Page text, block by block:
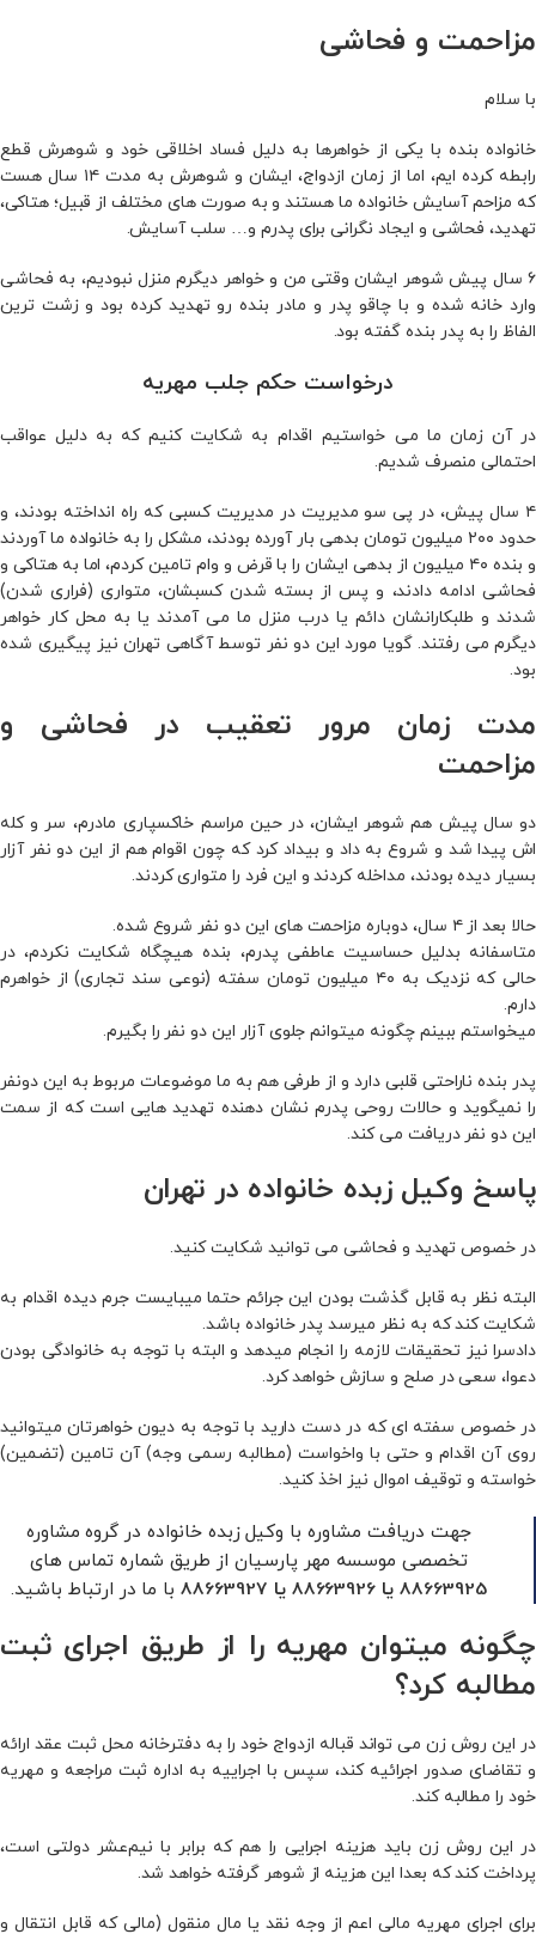
مزاحمت و فحاشی
با سلام
خانواده بنده با یکی از خواهرها به دلیل فساد اخلاقی خود و شوهرش قطع
رابطه کرده ایم، اما از زمان ازدواج، ایشان و شوهرش به مدت ۱۴ سال هست
که مزاحم آسایش خانواده ما هستند و به صورت های مختلف از قبیل؛ هتاکی،
تهدید، فحاشی و ایجاد نگرانی برای پدرم و… سلب آسایش.
۶ سال پیش شوهر ایشان وقتی من و خواهر دیگرم منزل نبودیم، به فحاشی
وارد خانه شده و با چاقو پدر و مادر بنده رو تهدید کرده بود و زشت ترین
الفاظ را به پدر بنده گفته بود.
درخواست حکم جلب مهریه
در آن زمان ما می خواستیم اقدام به شکایت کنیم که به دلیل عواقب
احتمالی منصرف شدیم.
۴ سال پیش، در پی سو مدیریت در مدیریت کسبی که راه انداخته بودند، و
حدود ۲۰۰ میلیون تومان بدهی بار آورده بودند، مشکل را به خانواده ما آوردند
و بنده ۴۰ میلیون از بدهی ایشان را با قرض و وام تامین کردم، اما به هتاکی و
فحاشی ادامه دادند، و پس از بسته شدن کسبشان، متواری (فراری شدن)
شدند و طلبکارانشان دائم یا درب منزل ما می آمدند یا به محل کار خواهر
دیگرم می رفتند. گویا مورد این دو نفر توسط آگاهی تهران نیز پیگیری شده
بود.
مدت زمان مرور تعقیب در فحاشی و
مزاحمت
دو سال پیش هم شوهر ایشان، در حین مراسم خاکسپاری مادرم، سر و کله
اش پیدا شد و شروع به داد و بیداد کرد که چون اقوام هم از این دو نفر آزار
بسیار دیده بودند، مداخله کردند و این فرد را متواری کردند.
حالا بعد از ۴ سال، دوباره مزاحمت های این دو نفر شروع شده.
متاسفانه بدلیل حساسیت عاطفی پدرم، بنده هیچگاه شکایت نکردم، در
حالی که نزدیک به ۴۰ میلیون تومان سفته (نوعی سند تجاری) از خواهرم
دارم.
میخواستم ببینم چگونه میتوانم جلوی آزار این دو نفر را بگیرم.
پدر بنده ناراحتی قلبی دارد و از طرفی هم به ما موضوعات مربوط به این دونفر
را نمیگوید و حالات روحی پدرم نشان دهنده تهدید هایی است که از سمت
این دو نفر دریافت می کند.
پاسخ وکیل زبده خانواده در تهران
در خصوص تهدید و فحاشی می توانید شکایت کنید.
البته نظر به قابل گذشت بودن این جرائم حتما میبایست جرم دیده اقدام به
شکایت کند که به نظر میرسد پدر خانواده باشد.
دادسرا نیز تحقیقات لازمه را انجام میدهد و البته با توجه به خانوادگی بودن
دعوا، سعی در صلح و سازش خواهد کرد.
در خصوص سفته ای که در دست دارید با توجه به دیون خواهرتان میتوانید
روی آن اقدام و حتی با واخواست (مطالبه رسمی وجه) آن تامین (تضمین)
خواسته و توقیف اموال نیز اخذ کنید.
جهت دریافت مشاوره با وکیل زبده خانواده در گروه مشاوره
تخصصی موسسه مهر پارسیان از طریق شماره تماس های
88663925یا 88663926 یا 88663927با ما در ارتباط باشید.
چگونه میتوان مهریه را از طریق اجرای ثبت
مطالبه کرد؟
در این روش زن می‌ تواند قباله ازدواج خود را به دفترخانه محل ثبت عقد ارائه
و تقاضای صدور اجرائیه کند، سپس با اجراییه به اداره ثبت مراجعه و مهریه
خود را مطالبه کند.
در این روش زن باید هزینه اجرایی را هم که برابر با نیم‌عشر دولتی است،
پرداخت کند که بعدا این هزینه از شوهر گرفته خواهد شد.
برای اجرای مهریه مالی اعم از وجه نقد یا مال منقول (مالی که قابل انتقال و